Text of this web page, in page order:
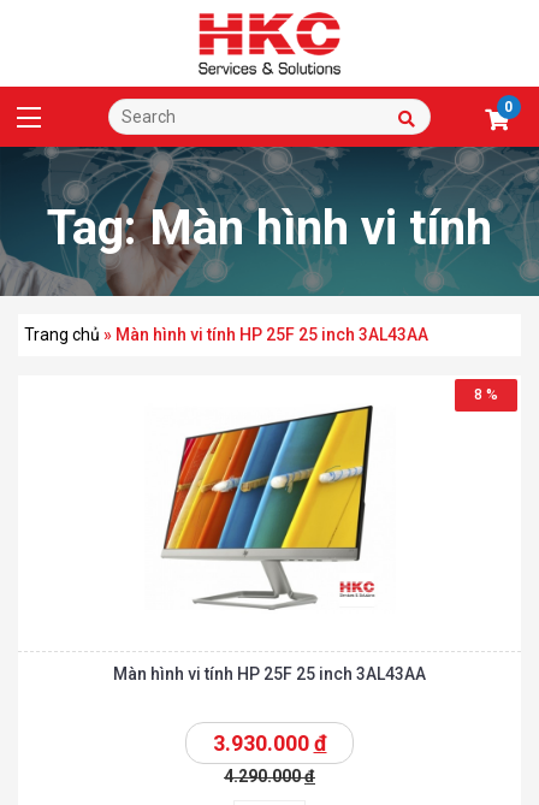
0
Tag:Màn hình vi tính
HP 25F 25 inch
3AL43AA
Trang chủ » Màn hình vi tính HP 25F 25 inch 3AL43AA
8 %
Màn hình vi tính HP 25F 25 inch 3AL43AA
3.930.000đ
4.290.000đ